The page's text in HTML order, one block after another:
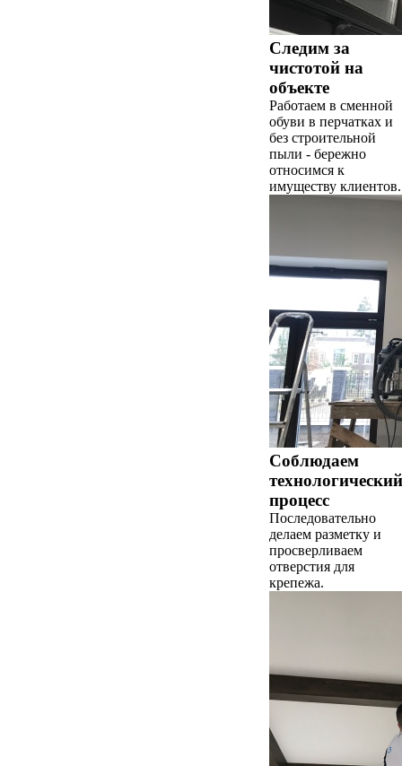
Следим за
чистотой на
объекте
Работаем в сменной
обуви в перчатках и
без строительной
пыли - бережно
относимся к
имуществу клиентов.
Соблюдаем
технологический
процесс
Последовательно
делаем разметку и
просверливаем
отверстия для
крепежа.